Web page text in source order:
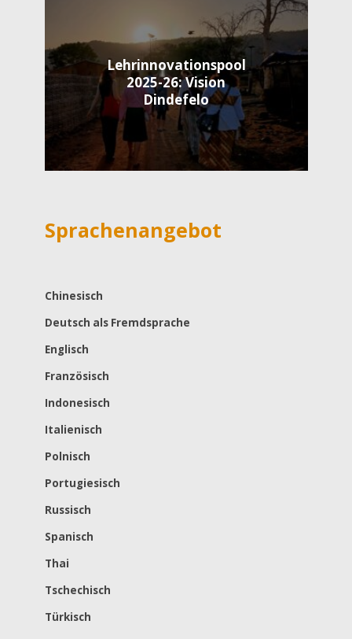
Lehrinnovationspool
2025-26: Vision
Dindefelo
Sprachenangebot
Chinesisch
Deutsch als Fremdsprache
Englisch
Französisch
Indonesisch
Italienisch
Polnisch
Portugiesisch
Russisch
Spanisch
Thai
Tschechisch
Türkisch